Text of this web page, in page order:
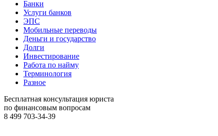
Банки
Услуги банков
ЭПС
Мобильные переводы
Деньги и государство
Долги
Инвестирование
Работа по найму
Терминология
Разное
Бесплатная консультация юриста
по финансовым вопросам
8 499 703-34-39